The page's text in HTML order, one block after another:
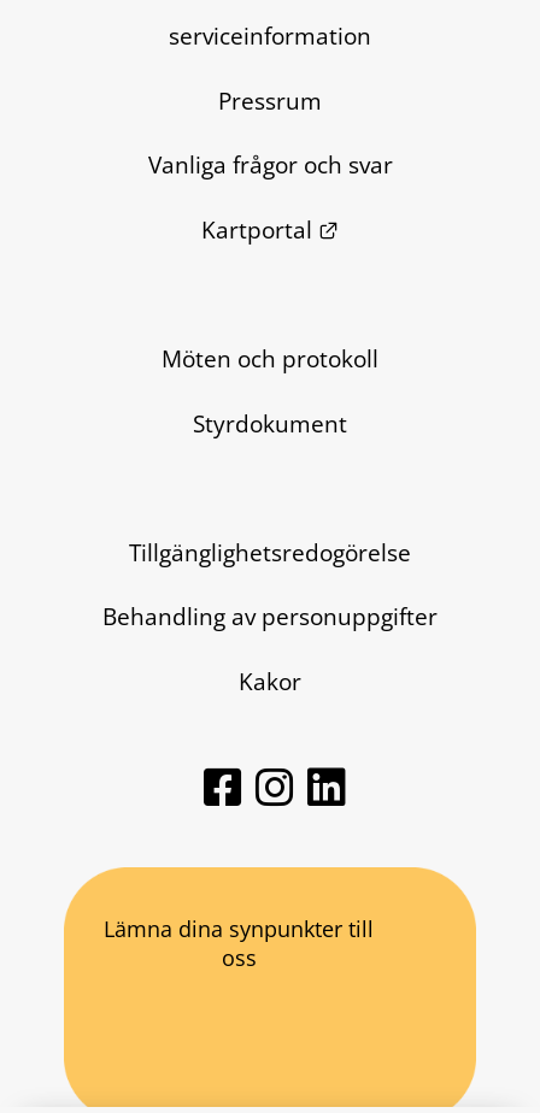
serviceinformation
Pressrum
Vanliga frågor och svar
Kartportal
Länk till annan
Möten och protokoll
Styrdokument
Tillgänglighetsredogörelse
Behandling av personuppgifter
Kakor
Lämna dina synpunkter till
oss